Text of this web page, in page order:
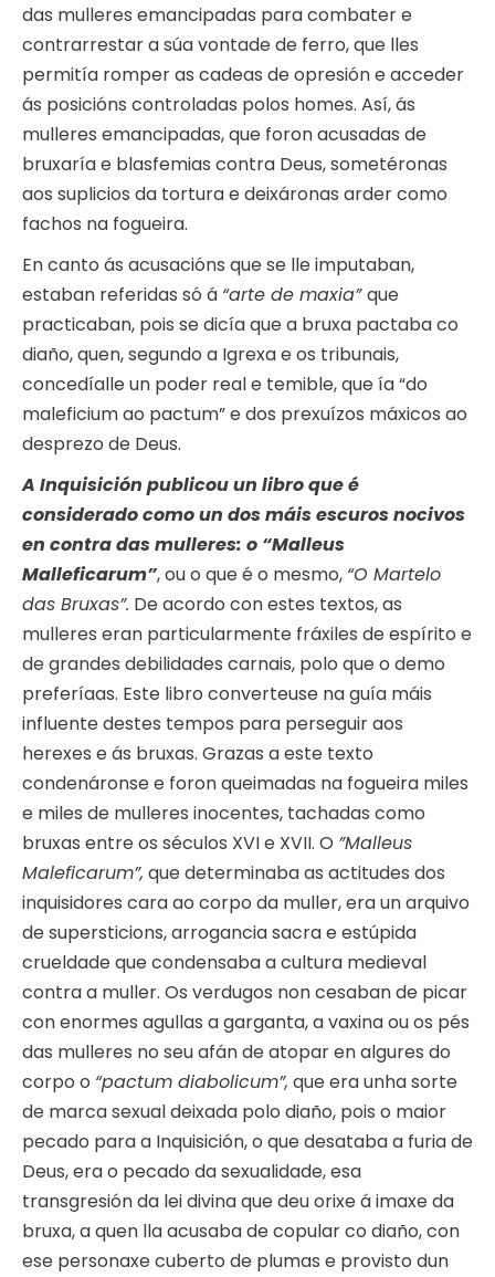
das mulleres emancipadas para combater e
contrarrestar a súa vontade de ferro, que lles
permitía romper as cadeas de opresión e acceder
ás posicións controladas polos homes. Así, ás
mulleres emancipadas, que foron acusadas de
bruxaría e blasfemias contra Deus, sometéronas
aos suplicios da tortura e deixáronas arder como
fachos na fogueira.
En canto ás acusacións que se lle imputaban,
estaban referidas só á “arte de maxia”que
practicaban, pois se dicía que a bruxa pactaba co
diaño, quen, segundo a Igrexa e os tribunais,
concedíalle un poder real e temible, que ía “do
maleficium ao pactum” e dos prexuízos máxicos ao
desprezo de Deus.
A Inquisición publicou un libro que é
considerado como un dos máis escuros nocivos
en contra das mulleres: o “Malleus
Malleficarum”, ou o que é o mesmo, “O Martelo
das Bruxas”. De acordo con estes textos, as
mulleres eran particularmente fráxiles de espírito e
de grandes debilidades carnais, polo que o demo
preferíaas. Este libro converteuse na guía máis
influente destes tempos para perseguir aos
herexes e ás bruxas. Grazas a este texto
condenáronse e foron queimadas na fogueira miles
e miles de mulleres inocentes, tachadas como
bruxas entre os séculos XVI e XVII. O ”Malleus
Maleficarum”, que determinaba as actitudes dos
inquisidores cara ao corpo da muller, era un arquivo
de supersticions, arrogancia sacra e estúpida
crueldade que condensaba a cultura medieval
contra a muller. Os verdugos non cesaban de picar
con enormes agullas a garganta, a vaxina ou os pés
das mulleres no seu afán de atopar en algures do
corpo o “pactum diabolicum”, que era unha sorte
de marca sexual deixada polo diaño, pois o maior
pecado para a Inquisición, o que desataba a furia de
Deus, era o pecado da sexualidade, esa
transgresión da lei divina que deu orixe á imaxe da
bruxa, a quen lla acusaba de copular co diaño, con
ese personaxe cuberto de plumas e provisto dun